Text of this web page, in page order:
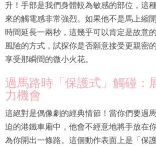
升！手部是我們身體較為敏感的部位，這
來的觸電感非常強烈。如果他不是馬上縮
時間延長一兩秒，這幾乎可以肯定是故意
風險的方式，試探你是否願意接受更親密
享受那瞬間的微小火花。
過馬路時「保護式」觸碰：
力機會
這絕對是偶像劇的經典情節！當你們要過
迫的港鐵車廂中，他會不經意地將手放在
為你開出一條路。這個動作表面上是「保